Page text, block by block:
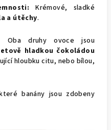
Krémové, sladké
a útěchy.
Oba druhy ovoce jsou
hladkou čokoládou
hloubku citu, nebo bílou,
banány jsou zdobeny